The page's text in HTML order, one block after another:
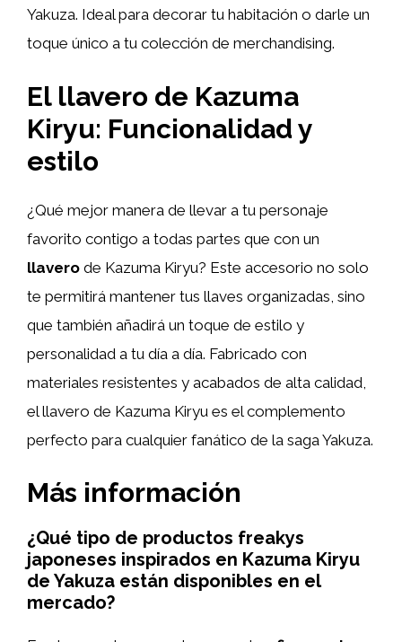
Yakuza. Ideal para decorar tu habitación o darle un
toque único a tu colección de merchandising.
El llavero de Kazuma
Kiryu: Funcionalidad y
estilo
¿Qué mejor manera de llevar a tu personaje
favorito contigo a todas partes que con un
llavero de Kazuma Kiryu? Este accesorio no solo
te permitirá mantener tus llaves organizadas, sino
que también añadirá un toque de estilo y
personalidad a tu día a día. Fabricado con
materiales resistentes y acabados de alta calidad,
el llavero de Kazuma Kiryu es el complemento
perfecto para cualquier fanático de la saga Yakuza.
Más información
¿Qué tipo de productos freakys
japoneses inspirados en Kazuma Kiryu
de Yakuza están disponibles en el
mercado?